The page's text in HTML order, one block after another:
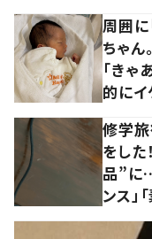
周囲に
ちゃん
「きゃ
的にイ
修学
をし
品”に
ンス」